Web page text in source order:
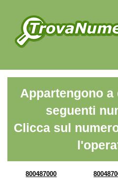
Appartengono
seguenti
Clicca sul
800487000